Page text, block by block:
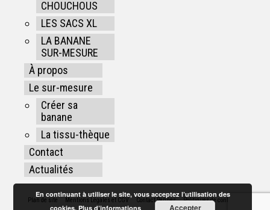
CHOUCHOUS
LES SACS XL
LA BANANE
SUR-MESURE
À propos
Le sur-mesure
Créer sa
banane
La tissu-thèque
Contact
Actualités
Plan de site Mentions Légales et CGV Contact Rennes Politiques de confidentialité
En continuant à utiliser le site, vous acceptez l’utilisation des
cookies.Plus d’informations Accepter